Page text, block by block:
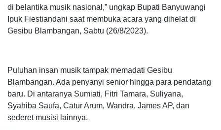
di belantika musik nasional,” ungkap Bupati Banyuwangi
Ipuk Fiestiandani saat membuka acara yang dihelat di
Gesibu Blambangan, Sabtu (26/8/2023).
Puluhan insan musik tampak memadati Gesibu
Blambangan. Ada penyanyi senior hingga para pendatang
baru. Di antaranya Sumiati, Fitri Tamara, Suliyana,
Syahiba Saufa, Catur Arum, Wandra, James AP, dan
sederet musisi lainnya.